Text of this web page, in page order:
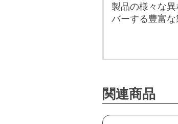
製品の様々な
バーする豊富な
関連商品